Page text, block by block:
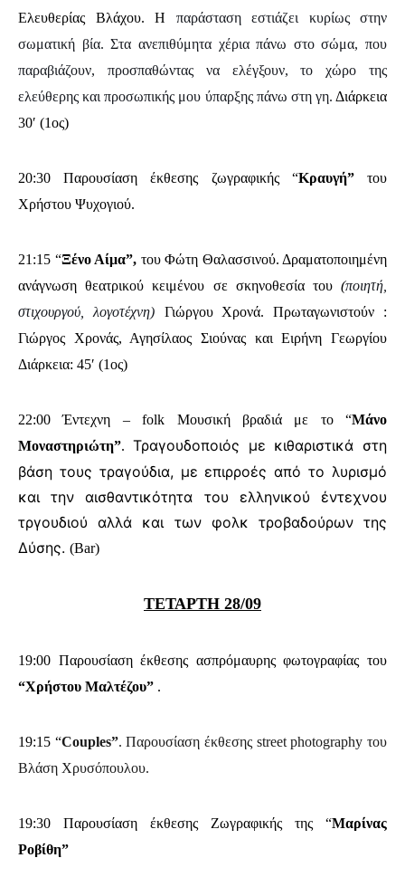
Ελευθερίας Βλάχου. Η παράσταση εστιάζει κυρίως στην
σωματική βία. Στα ανεπιθύμητα χέρια πάνω στο σώμα, που
παραβιάζουν, προσπαθώντας να ελέγξουν, το χώρο της
ελεύθερης και προσωπικής μου ύπαρξης πάνω στη γη. Διάρκεια
30′ (1ος)
20:30 Παρουσίαση έκθεσης ζωγραφικής “Κραυγή”του
Χρήστου Ψυχογιού.
21:15 “Ξένο Αίμα”, του Φώτη Θαλασσινού. Δραματοποιημένη
ανάγνωση θεατρικού κειμένου σε σκηνοθεσία του (ποιητή,
στιχουργού, λογοτέχνη)
Γιώργου Χρονά.Πρωταγωνιστούν :
Γιώργος Χρονάς, Αγησίλαος Σιούνας και Ειρήνη Γεωργίου
Διάρκεια: 45′ (1ος)
22:00 Έντεχνη – folk Μουσική βραδιά με το “Μάνο
Μοναστηριώτη”. Τραγουδοποιός με κιθαριστικά στη
βάση τους τραγούδια, με επιρροές από το λυρισμό
και την αισθαντικότητα του ελληνικού έντεχνου
τργουδιού αλλά και των φολκ τροβαδούρων της
Δύσης. (Bar)
ΤΕΤΑΡΤΗ 28/09
19:00 Παρουσίαση έκθεσης ασπρόμαυρης φωτογραφίας του
“Χρήστου Μαλτέζου” .
19:15 “Couples”. Παρουσίαση έκθεσης street photography του
Βλάση Χρυσόπουλου.
19:30 Παρουσίαση έκθεσης Ζωγραφικής της “Μαρίνας
Ροβίθη”